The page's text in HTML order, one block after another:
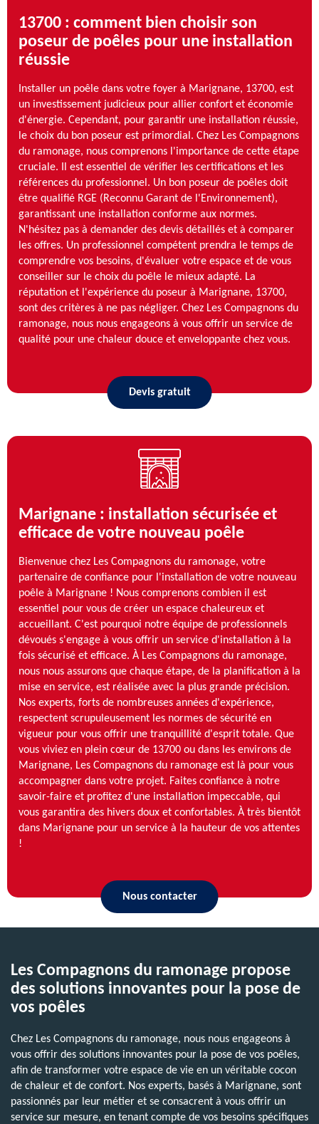
13700 : comment bien choisir son
poseur de poêles pour une installation
réussie
Installer un poêle dans votre foyer à Marignane, 13700, est
un investissement judicieux pour allier confort et économie
d'énergie. Cependant, pour garantir une installation réussie,
le choix du bon poseur est primordial. Chez Les Compagnons
du ramonage, nous comprenons l'importance de cette étape
cruciale. Il est essentiel de vérifier les certifications et les
références du professionnel. Un bon poseur de poêles doit
être qualifié RGE (Reconnu Garant de l'Environnement),
garantissant une installation conforme aux normes.
N'hésitez pas à demander des devis détaillés et à comparer
les offres. Un professionnel compétent prendra le temps de
comprendre vos besoins, d'évaluer votre espace et de vous
conseiller sur le choix du poêle le mieux adapté. La
réputation et l'expérience du poseur à Marignane, 13700,
sont des critères à ne pas négliger. Chez Les Compagnons du
ramonage, nous nous engageons à vous offrir un service de
qualité pour une chaleur douce et enveloppante chez vous.
Devis gratuit
Marignane : installation sécurisée et
efficace de votre nouveau poêle
Bienvenue chez Les Compagnons du ramonage, votre
partenaire de confiance pour l'installation de votre nouveau
poêle à Marignane ! Nous comprenons combien il est
essentiel pour vous de créer un espace chaleureux et
accueillant. C'est pourquoi notre équipe de professionnels
dévoués s'engage à vous offrir un service d'installation à la
fois sécurisé et efficace. À Les Compagnons du ramonage,
nous nous assurons que chaque étape, de la planification à la
mise en service, est réalisée avec la plus grande précision.
Nos experts, forts de nombreuses années d'expérience,
respectent scrupuleusement les normes de sécurité en
vigueur pour vous offrir une tranquillité d'esprit totale. Que
vous viviez en plein cœur de 13700 ou dans les environs de
Marignane, Les Compagnons du ramonage est là pour vous
accompagner dans votre projet. Faites confiance à notre
savoir-faire et profitez d'une installation impeccable, qui
vous garantira des hivers doux et confortables. À très bientôt
dans Marignane pour un service à la hauteur de vos attentes
!
Nous contacter
Les Compagnons du ramonage propose
des solutions innovantes pour la pose de
vos poêles
Chez Les Compagnons du ramonage, nous nous engageons à
vous offrir des solutions innovantes pour la pose de vos poêles,
afin de transformer votre espace de vie en un véritable cocon
de chaleur et de confort. Nos experts, basés à Marignane, sont
passionnés par leur métier et se consacrent à vous offrir un
service sur mesure, en tenant compte de vos besoins spécifiques